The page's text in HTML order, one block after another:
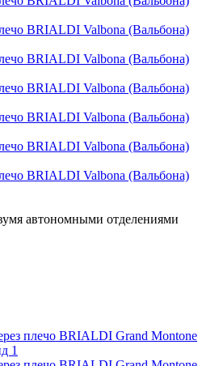
автономными отделениями